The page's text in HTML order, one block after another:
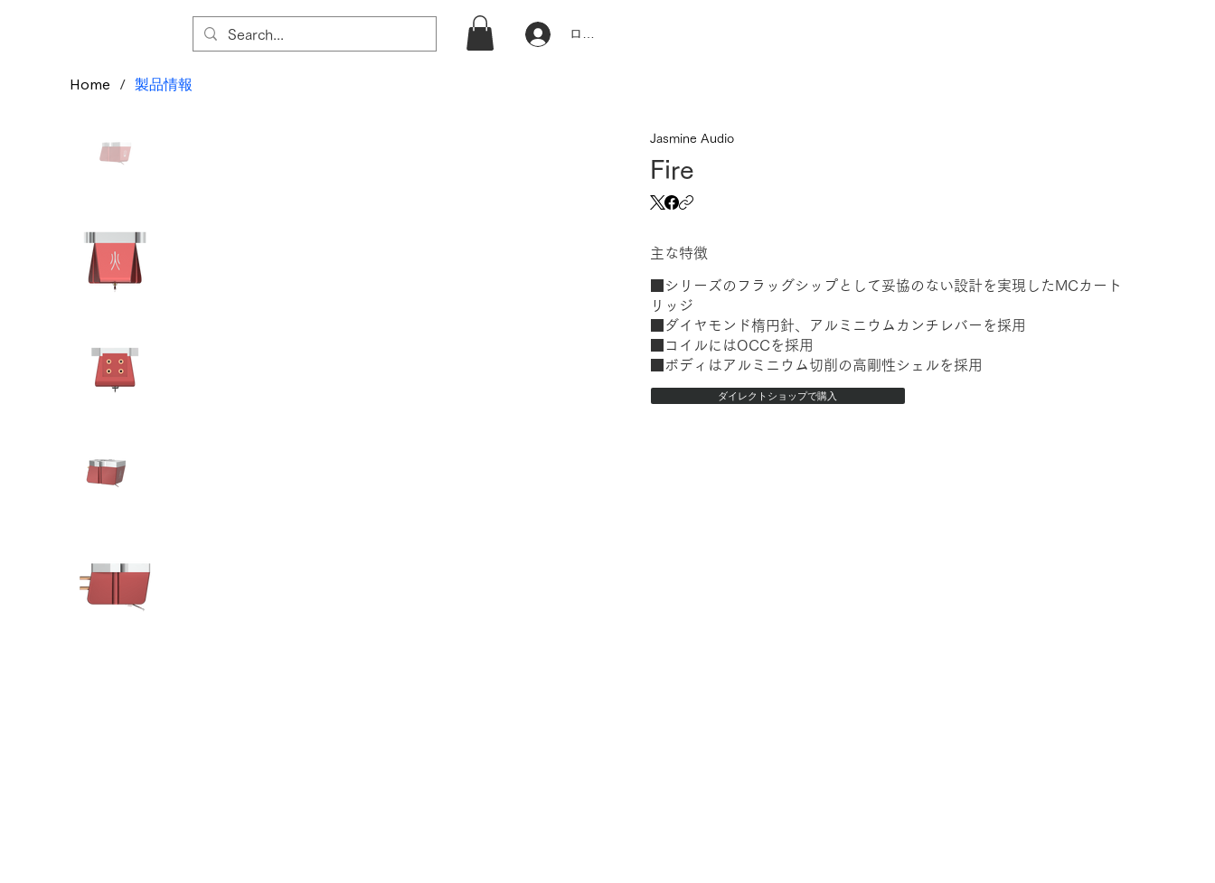
ログイン
Home / 製品情報
Jasmine Audio
Fire
主な特徴
■シリーズのフラッグシップとして妥協のない設計を実現したMCカート
リッジ
■ダイヤモンド楕円針、アルミニウムカンチレバーを採用
■コイルにはOCCを採用
■ボディはアルミニウム切削の高剛性シェルを採用
ダイレクトショップで購入